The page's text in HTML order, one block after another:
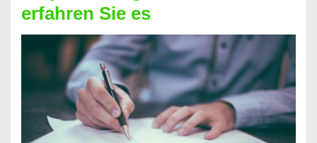
nicht
nur
für
Handy
möglich!
erfahren Sie es